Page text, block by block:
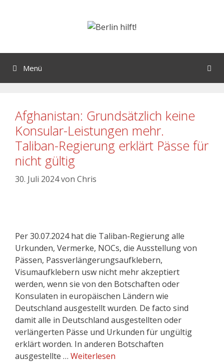
Menü
Afghanistan: Grundsätzlich keine
Konsular-Leistungen mehr.
Taliban-Regierung erklärt Pässe für
nicht gültig
30. Juli 2024von Chris
Per 30.07.2024 hat die Taliban-Regierung alle
Urkunden, Vermerke, NOCs, die Ausstellung von
Pässen, Passverlängerungsaufklebern,
Visumaufklebern usw nicht mehr akzeptiert
werden, wenn sie von den Botschaften oder
Konsulaten in europäischen Ländern wie
Deutschland ausgestellt wurden. De facto sind
damit alle in Deutschland ausgestellten oder
verlängerten Pässe und Urkunden für ungültig
erklärt worden. In anderen Botschaften
ausgestellte … Weiterlesen